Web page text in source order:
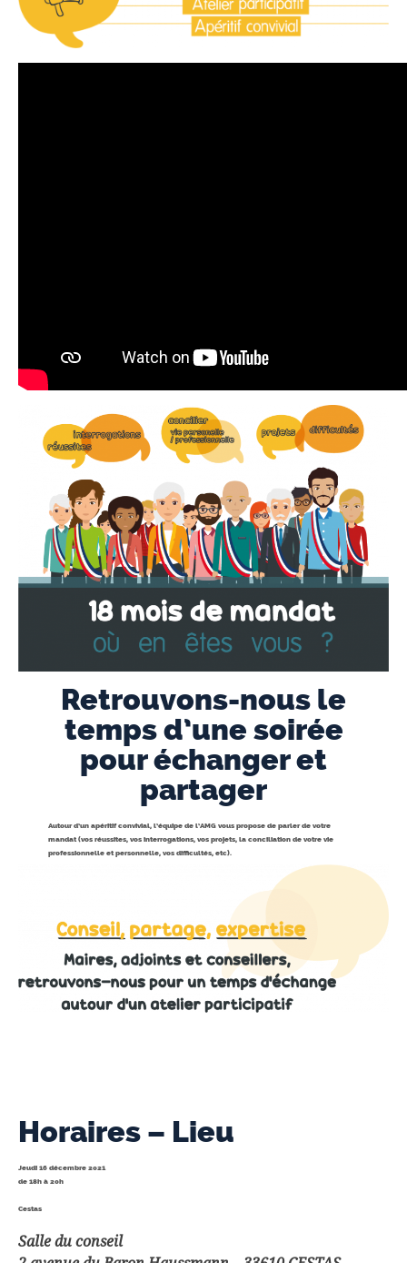
Retrouvons-nous le
temps d’une soirée
pour échanger et
partager
Autour d’un apéritif convivial, l’équipe de l’AMG vous propose de parler de votre
mandat (vos réussites, vos interrogations, vos projets, la conciliation de votre vie
professionnelle et personnelle, vos difficultés, etc).
Horaires – Lieu
Jeudi 16 décembre 2021
de 18h à 20h
Cestas
Salle du conseil